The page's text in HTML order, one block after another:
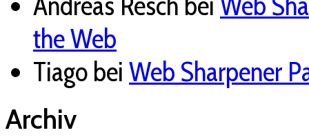
the Web
Tiago bei Web Sharpener
Archiv